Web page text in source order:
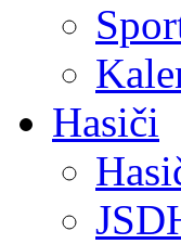
Hasiči